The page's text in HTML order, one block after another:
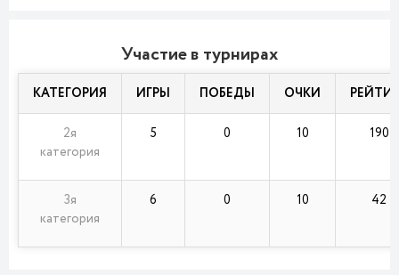
Участие в турнирах
КАТЕГОРИЯ ИГРЫ ПОБЕДЫ ОЧКИ
2я
категория
5 0 10 190
3я
категория
6 0 10 42